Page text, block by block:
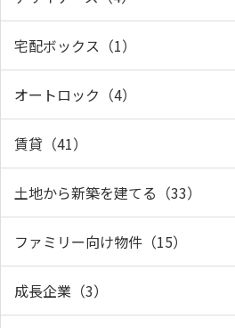
宅配ボックス（1）
オートロック（4）
賃貸（41）
土地から新築を建てる（33）
ファミリー向け物件（15）
成長企業（3）